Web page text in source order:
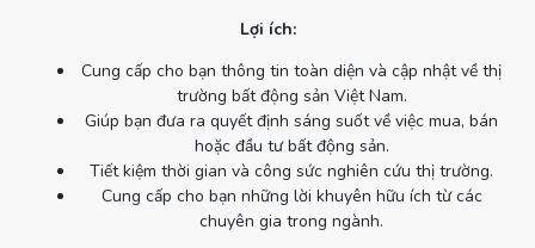
Lợi ích:
Cung cấp cho bạn thông tin toàn diện và cập nhật về thị
trường bất động sản Việt Nam.
Giúp bạn đưa ra quyết định sáng suốt về việc mua, bán
hoặc đầu tư bất động sản.
Tiết kiệm thời gian và công sức nghiên cứu thị trường.
Cung cấp cho bạn những lời khuyên hữu ích từ các
chuyên gia trong ngành.